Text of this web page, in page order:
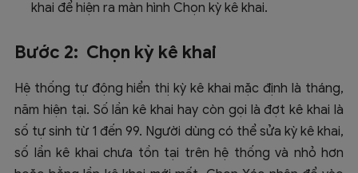
khai để hiện ra màn hình Chọn kỳ kê khai.
Bước 2: Chọn kỳ kê khai
Hệ thống tự động hiển thị kỳ kê khai mặc định là tháng,
năm hiện tại. Số lần kê khai hay còn gọi là đợt kê khai là
số tự sinh từ 1 đến 99. Người dùng có thể sửa kỳ kê khai,
số lần kê khai chưa tồn tại trên hệ thống và nhỏ hơn